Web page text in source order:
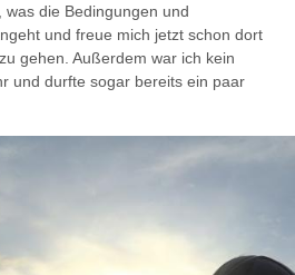
die Bedingungen und
und freue mich jetzt schon dort
gehen. Außerdem war ich kein
und durfte sogar bereits ein paar